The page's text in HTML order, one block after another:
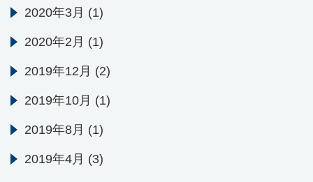
2020年3月 (1)
2020年2月 (1)
2019年12月 (2)
2019年10月 (1)
2019年8月 (1)
2019年4月 (3)